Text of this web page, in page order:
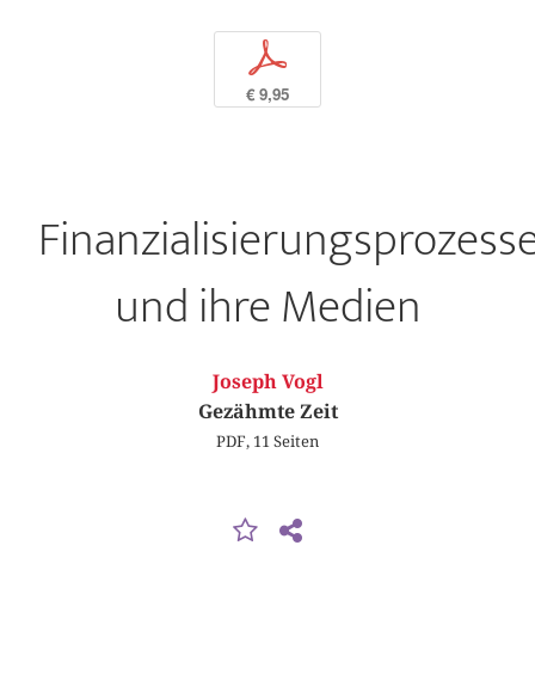
p
€ 9,95
und ihre Medien
Joseph Vogl
Gezähmte Zeit
PDF, 11 Seiten